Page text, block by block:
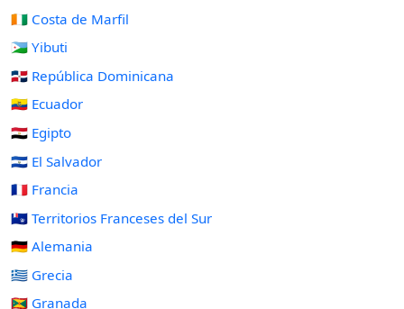
🇨🇮 Costa de Marfil
🇩🇯 Yibuti
🇩🇴 República Dominicana
🇪🇨 Ecuador
🇪🇬 Egipto
🇸🇻 El Salvador
🇫🇷 Francia
🇹🇫 Territorios Franceses del Sur
🇩🇪 Alemania
🇬🇷 Grecia
🇬🇩 Granada